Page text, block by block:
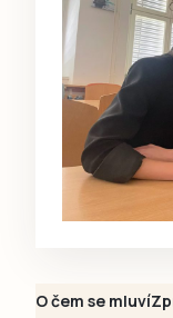
O čem se mluví